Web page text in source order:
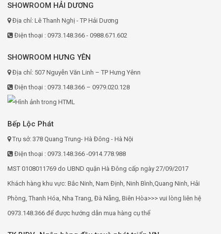
SHOWROOM HẢI DƯƠNG
Địa chỉ: Lê Thanh Nghị - TP Hải Dương
Điện thoại : 0973.148.366 - 0988.671.602
SHOWROOM HƯNG YÊN
Địa chỉ: 507 Nguyễn Văn Linh – TP Hưng Yênn
Điện thoại : 0973.148.366 – 0979.020.128
Bếp Lộc Phát
Trụ sở: 378 Quang Trung- Hà Đông - Hà Nội
Điện thoại : 0973.148.366 -0914.778.988
MST 0108011769 do UBND quận Hà Đông cấp ngày 27/09/2017
Khách hàng khu vực: Bắc Ninh, Nam Định, Ninh Bình,Quang Ninh, Hải
Phòng, Thanh Hóa, Nha Trang, Đà Nẵng, Biên Hòa>>> vui lòng liên hệ
0973.148.366 để được hướng dẫn mua hàng cụ thể